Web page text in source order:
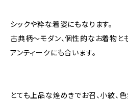
シックや粋な着姿にもなります。
古典柄〜モダン、個性的なお着物
アンティークにも合います。
とても上品な煌めきでお召、小紋、